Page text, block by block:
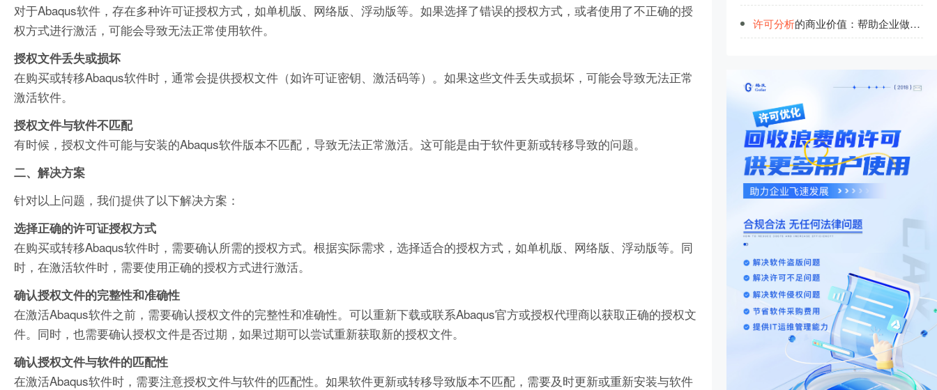
对于Abaqus软件，存在多种许可证授权方式，如单机版、网络版、浮动版等。如果选择了错误的授权方式，或者使用了不正确的授
权方式进行激活，可能会导致无法正常使用软件。
授权文件丢失或损坏
在购买或转移Abaqus软件时，通常会提供授权文件（如许可证密钥、激活码等）。如果这些文件丢失或损坏，可能会导致无法正常
激活软件。
授权文件与软件不匹配
有时候，授权文件可能与安装的Abaqus软件版本不匹配，导致无法正常激活。这可能是由于软件更新或转移导致的问题。
二、解决方案
针对以上问题，我们提供了以下解决方案：
选择正确的许可证授权方式
在购买或转移Abaqus软件时，需要确认所需的授权方式。根据实际需求，选择适合的授权方式，如单机版、网络版、浮动版等。同
时，在激活软件时，需要使用正确的授权方式进行激活。
确认授权文件的完整性和准确性
在激活Abaqus软件之前，需要确认授权文件的完整性和准确性。可以重新下载或联系Abaqus官方或授权代理商以获取正确的授权文
件。同时，也需要确认授权文件是否过期，如果过期可以尝试重新获取新的授权文件。
确认授权文件与软件的匹配性
在激活Abaqus软件时，需要注意授权文件与软件的匹配性。如果软件更新或转移导致版本不匹配，需要及时更新或重新安装与软件
许可分析的商业价值：帮助企业做出更优决策